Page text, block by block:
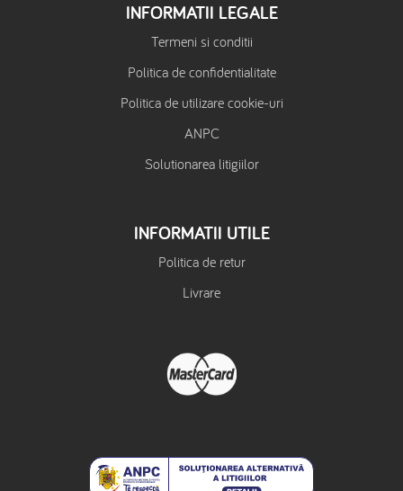
INFORMATII LEGALE
Termeni si conditii
Politica de confidentialitate
Politica de utilizare cookie-uri
ANPC
Solutionarea litigiilor
INFORMATII UTILE
Politica de retur
Livrare